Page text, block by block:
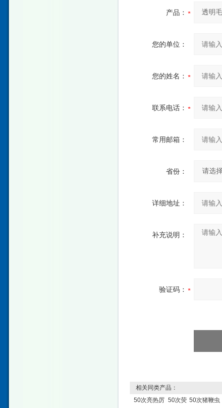
产品：
您的单位：
您的姓名：
联系电话：
常用邮箱：
省份：
详细地址：
补充说明：
验证码：
相关同类产品：
50次亮热厉 50次荧 50次猪鞭虫